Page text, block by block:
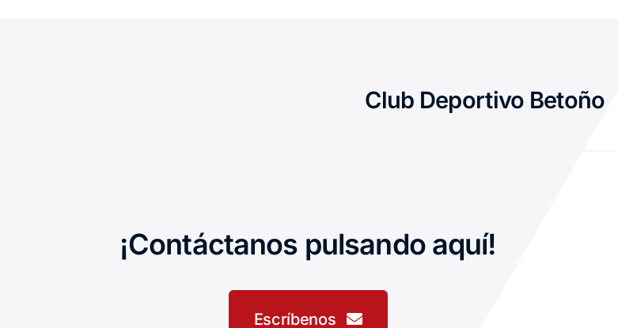
Club Deportivo Betoño
¡Contáctanos pulsando aquí!
Escríbenos